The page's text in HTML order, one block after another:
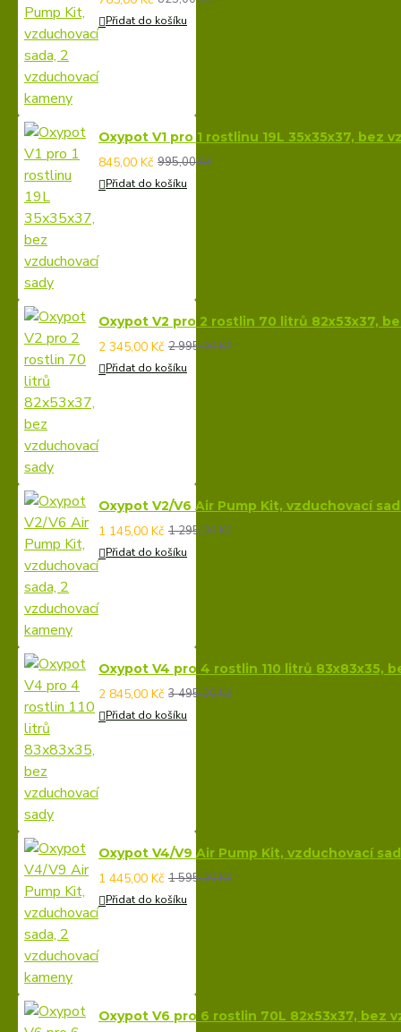
Přidat do košíku
Oxypot V1 pro 1 rostlinu 19L 35x35x37, bez
845,00 Kč 995,00 Kč
Přidat do košíku
Oxypot V2 pro 2 rostlin 70 litrů 82x53x37,
2 345,00 Kč 2 995,00 Kč
Přidat do košíku
Oxypot V2/V6 Air Pump Kit, vzduchovací
1 145,00 Kč 1 295,00 Kč
Přidat do košíku
Oxypot V4 pro 4 rostlin 110 litrů 83x83x35,
2 845,00 Kč 3 495,00 Kč
Přidat do košíku
Oxypot V4/V9 Air Pump Kit, vzduchovací
1 445,00 Kč 1 595,00 Kč
Přidat do košíku
Oxypot V6 pro 6 rostlin 70L 82x53x37, bez